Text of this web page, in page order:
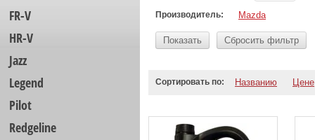
FR-V
HR-V
Jazz
Legend
Pilot
Redgeline
Производитель: Mazda
Показать Сбросить фильтр
Сортировать по: Названию Цене